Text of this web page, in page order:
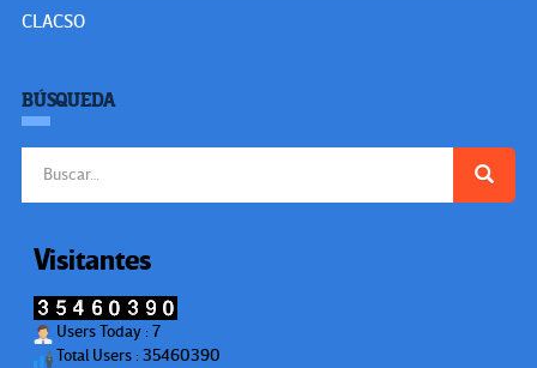
CLACSO
BÚSQUEDA
Visitantes
Users Today : 7
Total Users : 35460390